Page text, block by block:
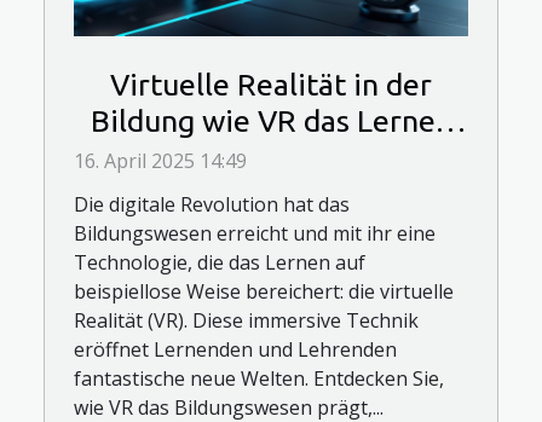
Virtuelle Realität in der
Bildung wie VR das Lernen
verändert und neue
Möglichkeiten schafft
16. April 2025 14:49
Die digitale Revolution hat das
Bildungswesen erreicht und mit ihr eine
Technologie, die das Lernen auf
beispiellose Weise bereichert: die virtuelle
Realität (VR). Diese immersive Technik
eröffnet Lernenden und Lehrenden
fantastische neue Welten. Entdecken Sie,
wie VR das Bildungswesen prägt,...